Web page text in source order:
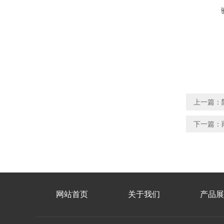
上一篇：
下一篇：
网站首页 关于我们 产品